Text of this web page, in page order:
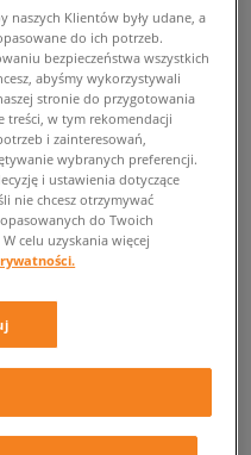
W SIZEER
marki - Williama J. Riley’a
równowagi, co skutkowało
projektu stabilizującej wkładki.
i chociaż przez ostatnie
brandu, który czerpiąc
naszych Klientów były udane, a
do ich potrzeb.
bezpieczeństwa wszystkich
abyśmy wykorzystywali
stronie do przygotowania
treści, w tym rekomendacji
i zainteresowań,
wybranych preferencji.
i ustawienia dotyczące
nie chcesz otrzymywać
do Twoich
celu uzyskania więcej